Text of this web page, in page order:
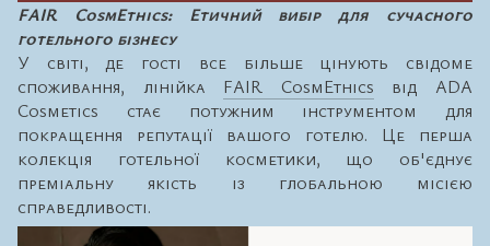
FAIR CosmEthics: Етичний вибір для сучасного
готельного бізнесу
У світі, де гості все більше цінують свідоме
споживання, лінійка FAIR CosmEthics від ADA
Cosmetics стає потужним інструментом для
покращення репутації вашого готелю. Це перша
колекція готельної косметики, що об'єднує
преміальну якість із глобальною місією
справедливості.